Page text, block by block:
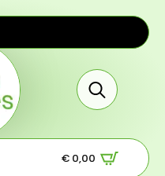
for:
€ 0,00